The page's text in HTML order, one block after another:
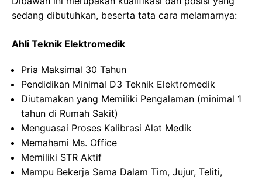
sedang dibutuhkan, beserta tata cara melamarnya:
Ahli Teknik Elektromedik
Pria Maksimal 30 Tahun
Pendidikan Minimal D3 Teknik Elektromedik
Diutamakan yang Memiliki Pengalaman (minimal 1
tahun di Rumah Sakit)
Menguasai Proses Kalibrasi Alat Medik
Memahami Ms. Office
Memiliki STR Aktif
Mampu Bekerja Sama Dalam Tim, Jujur, Teliti,